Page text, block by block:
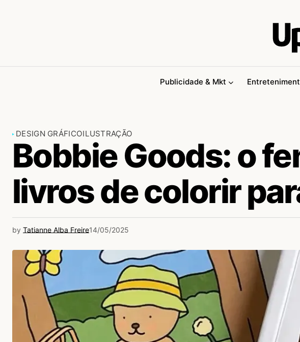
Publicidade & Mkt
DESIGN GRÁFICOILUSTRAÇÃO
Bobbie Goods: o
livros de colorir
by Tatianne Alba Freire14/05/2025